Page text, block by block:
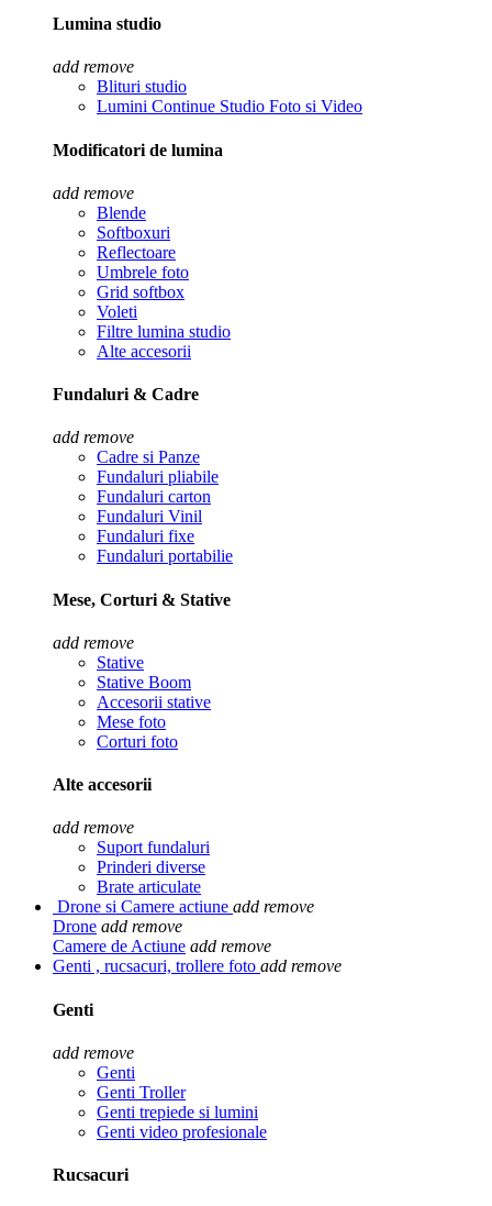
Lumina studio
add remove
Blituri studio
Lumini Continue Studio Foto si Video
Modificatori de lumina
add remove
Blende
Softboxuri
Reflectoare
Umbrele foto
Grid softbox
Voleti
Filtre lumina studio
Alte accesorii
Fundaluri & Cadre
add remove
Cadre si Panze
Fundaluri pliabile
Fundaluri carton
Fundaluri Vinil
Fundaluri fixe
Fundaluri portabilie
Mese, Corturi & Stative
add remove
Stative
Stative Boom
Accesorii stative
Mese foto
Corturi foto
Alte accesorii
add remove
Suport fundaluri
Prinderi diverse
Brate articulate
Drone si Camere actiune add remove
Drone add remove
Camere de Actiune add remove
Genti , rucsacuri, trollere foto add remove
Genti
add remove
Genti
Genti Troller
Genti trepiede si lumini
Genti video profesionale
Rucsacuri